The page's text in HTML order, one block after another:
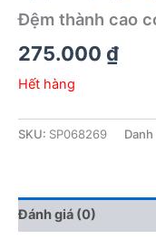
Đệm thành cao
275.000 ₫
Hết hàng
SKU: SP068269
Đánh giá (0)